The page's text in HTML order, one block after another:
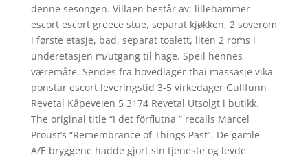
denne sesongen. Villaen består av: lillehammer
escort escort greece stue, separat kjøkken, 2 soverom
i første etasje, bad, separat toalett, liten 2 roms i
underetasjen m/utgang til hage. Speil hennes
væremåte. Sendes fra hovedlager thai massasje vika
ponstar escort leveringstid 3-5 virkedager Gullfunn
Revetal Kåpeveien 5 3174 Revetal Utsolgt i butikk.
The original title “I det förflutna ” recalls Marcel
Proust’s “Remembrance of Things Past”. De gamle
A/E bryggene hadde gjort sin tjeneste og levde